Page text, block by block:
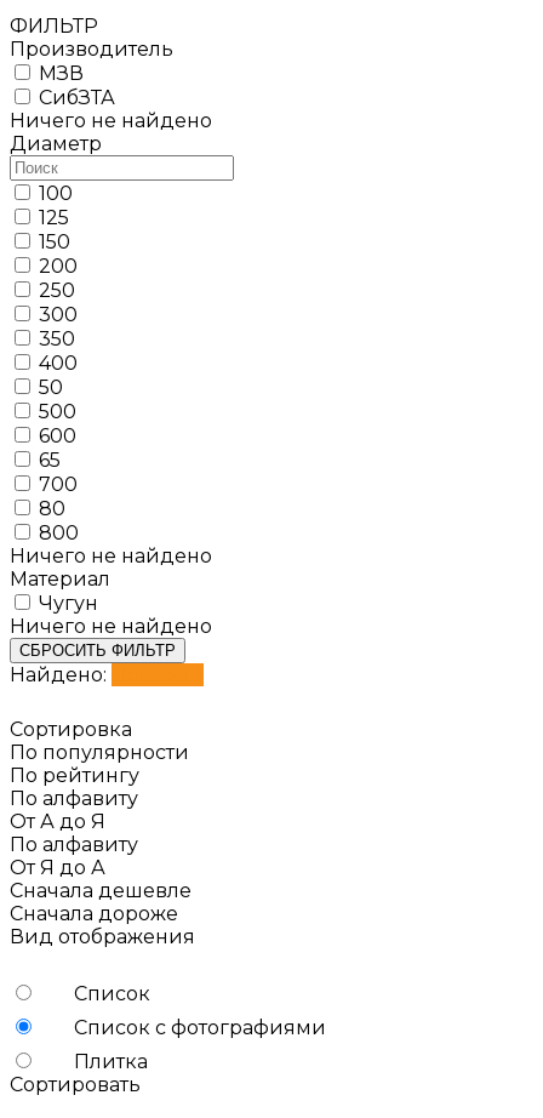
ФИЛЬТР
Производитель
МЗВ
СибЗТА
Ничего не найдено
Диаметр
100
125
150
200
250
300
350
400
50
500
600
65
700
80
800
Ничего не найдено
Материал
Чугун
Ничего не найдено
СБРОСИТЬ ФИЛЬТР
Найдено:
Сортировка
По популярности
По рейтингу
По алфавиту
От А до Я
По алфавиту
От Я до А
Сначала дешевле
Сначала дороже
Вид отображения
Список
Список с фотографиями
Плитка
Сортировать